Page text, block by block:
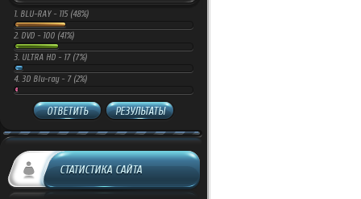
1. BLU-RAY - 115 (48%)
2. DVD - 100 (41%)
3. ULTRA HD - 17 (7%)
4. 3D Blu-ray - 7 (2%)
ОТВЕТИТЬ РЕЗУЛЬТАТЫ
СТАТИСТИКА САЙТА